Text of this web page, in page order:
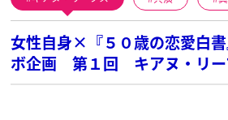
女性自身×『５０歳の恋愛白
ボ企画 第１回 キアヌ・リー